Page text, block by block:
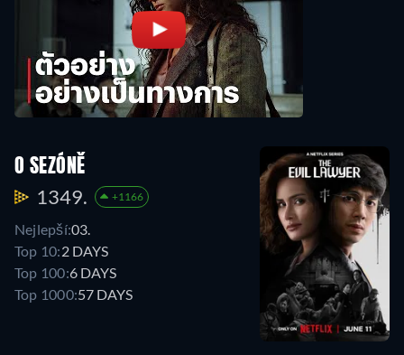
O SEZÓNĚ
1349. +1166
Nejlepší:03.
Top 10:2 DAYS
Top 100:6 DAYS
Top 1000:57 DAYS